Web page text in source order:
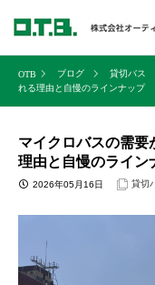
ブログ 貸切バス
れる理由と自慢のラインナップ
マイクロバスの需要
理由と自慢のライン
2026年05月16日 貸切